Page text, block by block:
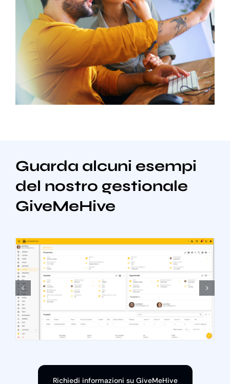
Guarda alcuni esempi
del nostro gestionale
GiveMeHive
Richiedi informazioni su GiveMeHive